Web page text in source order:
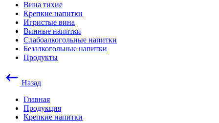
Вина тихие
Крепкие напитки
Игристые вина
Винные напитки
Слабоалкогольные напитки
Безалкогольные напитки
Продукты
Назад
Главная
Продукция
Крепкие напитки